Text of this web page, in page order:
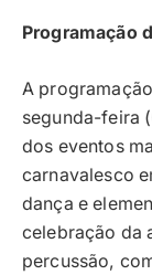
Programação
A
segunda-feira
dos eventos
carnavalesco
dança e
celebração da
percussão,